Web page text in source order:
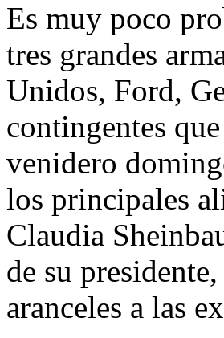
Es muy poco
tres grandes
Unidos, Ford,
contingentes
venidero
los principales
Claudia
de su
aranceles a las